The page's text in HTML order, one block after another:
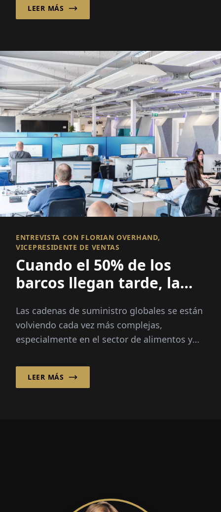
LEER MÁS
ENTREVISTA CON FLORIAN OVERHAND,
VICEPRESIDENTE DE VENTAS
Cuando el 50% de los
barcos llegan tarde, la
Las cadenas de suministro globales se están
volviendo cada vez más complejas,
especialmente en el sector de alimentos y
transparencia y la fiabilidad son críticas...
LEER MÁS